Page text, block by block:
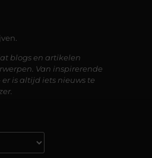
blogs en artikelen
Van inspirerende
is altijd iets nieuws te